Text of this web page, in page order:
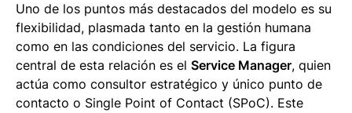
Uno de los puntos más destacados del modelo es su
flexibilidad, plasmada tanto en la gestión humana
como en las condiciones del servicio. La figura
central de esta relación es el Service Manager, quien
actúa como consultor estratégico y único punto de
contacto o Single Point of Contact (SPoC). Este